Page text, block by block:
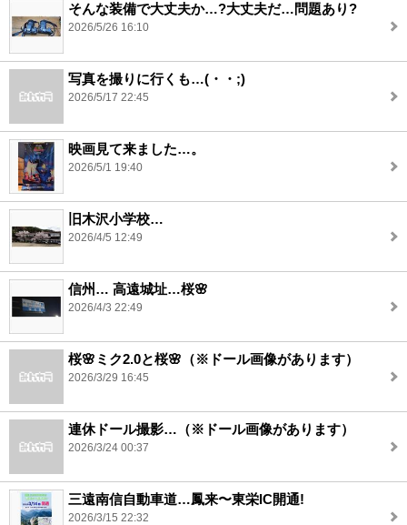
そんな装備で大丈夫か…?大丈夫だ…問題あり?
2026/5/26 16:10
写真を撮りに行くも…(・・;)
2026/5/17 22:45
映画見て来ました…。
2026/5/1 19:40
旧木沢小学校…
2026/4/5 12:49
信州… 高遠城址…桜🌸
2026/4/3 22:49
桜🌸ミク2.0と桜🌸（※ドール画像があります）
2026/3/29 16:45
連休ドール撮影…（※ドール画像があります）
2026/3/24 00:37
三遠南信自動車道…鳳来〜東栄IC開通!
2026/3/15 22:32